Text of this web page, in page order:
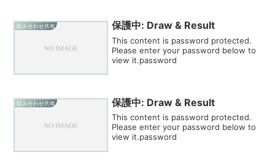
組み合わせ共有 保護中: Draw & Result
This content is password protected.
Please enter your password below to
view it.password
組み合わせ共有 保護中: Draw & Result
This content is password protected.
Please enter your password below to
view it.password